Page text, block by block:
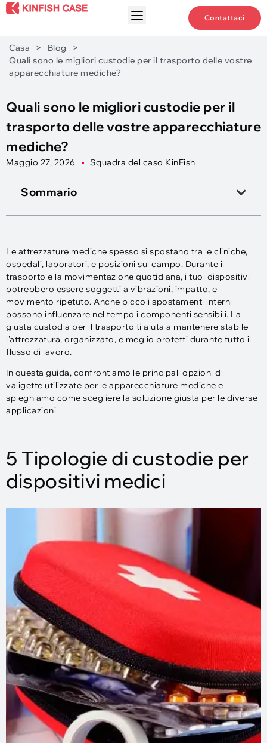
Contattaci
Casa > Blog
>
Quali sono le migliori custodie per il trasporto delle vostre
apparecchiature mediche?
Quali sono le migliori custodie per il
trasporto delle vostre apparecchiature
mediche?
Maggio 27, 2026 Squadra del caso KinFish
Sommario
Le attrezzature mediche spesso si spostano tra le cliniche,
ospedali, laboratori, e posizioni sul campo. Durante il
trasporto e la movimentazione quotidiana, i tuoi dispositivi
potrebbero essere soggetti a vibrazioni, impatto, e
movimento ripetuto. Anche piccoli spostamenti interni
possono influenzare nel tempo i componenti sensibili. La
giusta custodia per il trasporto ti aiuta a mantenere stabile
l'attrezzatura, organizzato, e meglio protetti durante tutto il
flusso di lavoro.
In questa guida, confrontiamo le principali opzioni di
valigette utilizzate per le apparecchiature mediche e
spieghiamo come scegliere la soluzione giusta per le diverse
applicazioni.
5 Tipologie di custodie per
dispositivi medici